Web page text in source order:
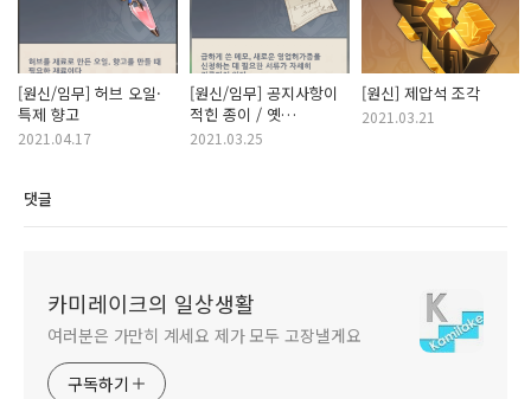
[원신/임무] 허브 오일·
특제 향고
2021.04.17
[원신/임무] 공지사항이
적힌 종이 / 옛
영업허가증 / 출항 신청
2021.03.25
[원신] 제압석 조각
2021.03.21
댓글
카미레이크의 일상생활
여러분은 가만히 계세요 제가 모두 고장낼게요
구독하기